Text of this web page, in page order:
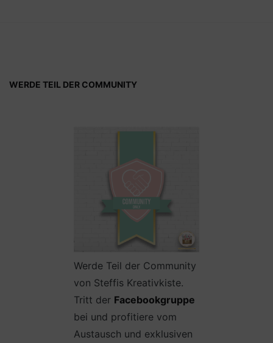
WERDE TEIL DER COMMUNITY
Werde Teil der Community
von Steffis Kreativkiste.
Tritt der Facebookgruppe
bei und profitiere vom
Austausch und exklusiven